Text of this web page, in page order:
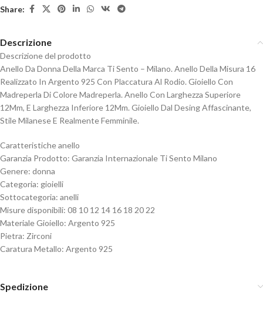
Share:
Descrizione
Descrizione del prodotto
Anello Da Donna Della Marca Ti Sento – Milano. Anello Della Misura 16
Realizzato In Argento 925 Con Placcatura Al Rodio. Gioiello Con
Madreperla Di Colore Madreperla. Anello Con Larghezza Superiore
12Mm, E Larghezza Inferiore 12Mm. Gioiello Dal Desing Affascinante,
Stile Milanese E Realmente Femminile.
Caratteristiche anello
Garanzia Prodotto: Garanzia Internazionale Ti Sento Milano
Genere: donna
Categoria: gioielli
Sottocategoria: anelli
Misure disponibili: 08 10 12 14 16 18 20 22
Materiale Gioiello: Argento 925
Pietra: Zirconi
Caratura Metallo: Argento 925
Spedizione